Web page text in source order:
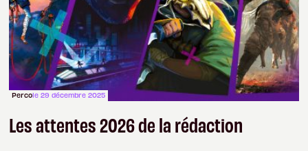
Percole 29 décembre 2025
Les attentes 2026 de la rédaction